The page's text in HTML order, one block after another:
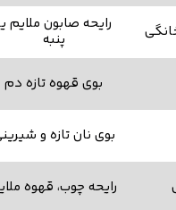
رایحه صابون ملایم یا
پنبه
بوی قهوه تازه دم
بوی نان تازه و شیرینی
رایحه چوب، قهوه ملایم